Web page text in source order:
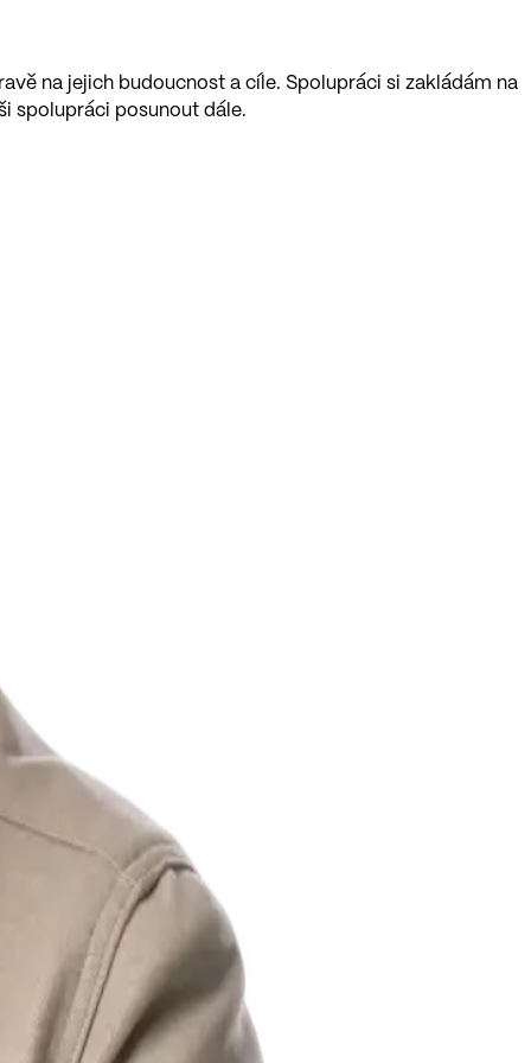
na jejich budoucnost a cíle. Spolupráci si zakládám na
spolupráci posunout dále.